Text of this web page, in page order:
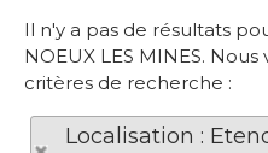
Il n'y a pas de résultats
NOEUX LES MINES.
critères de recherche :
Localisation :